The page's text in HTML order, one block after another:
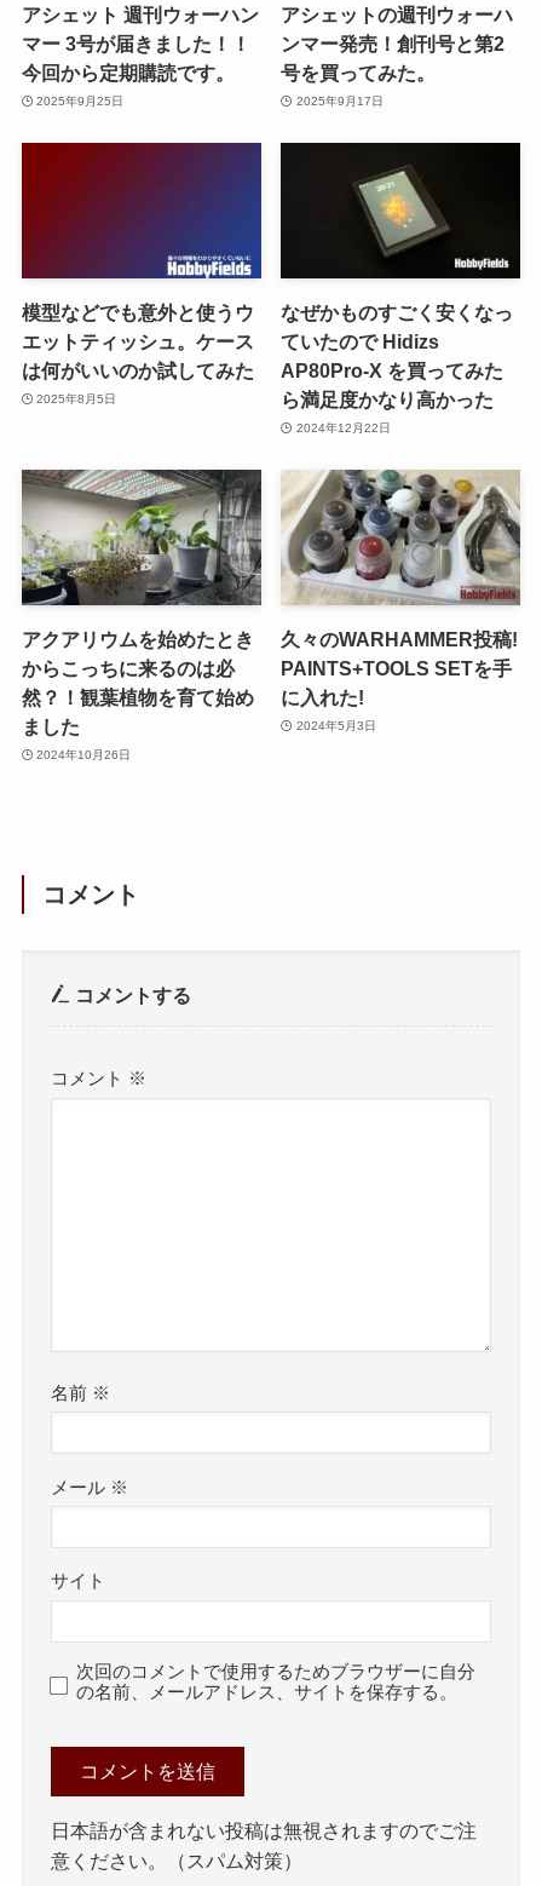
アシェット 週刊ウォーハン
マー 3号が届きました！！
今回から定期購読です。
2025年9月25日
アシェットの週刊ウォーハ
ンマー発売！創刊号と第2
号を買ってみた。
2025年9月17日
模型などでも意外と使うウ
エットティッシュ。ケース
は何がいいのか試してみた
2025年8月5日
なぜかものすごく安くなっ
ていたので Hidizs
AP80Pro-X を買ってみた
ら満足度かなり高かった
2024年12月22日
アクアリウムを始めたとき
からこっちに来るのは必
然？！観葉植物を育て始め
ました
2024年10月26日
久々のWARHAMMER投稿!
PAINTS+TOOLS SETを手
に入れた!
2024年5月3日
コメント
コメントする
コメント ※
名前 ※
メール ※
サイト
次回のコメントで使用するためブラウザーに自分
の名前、メールアドレス、サイトを保存する。
日本語が含まれない投稿は無視されますのでご注
意ください。（スパム対策）